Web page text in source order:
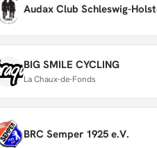
Audax Club Schleswig-
BIG SMILE CYCLING
La Chaux-de-Fonds
BRC Semper 1925 e.V.